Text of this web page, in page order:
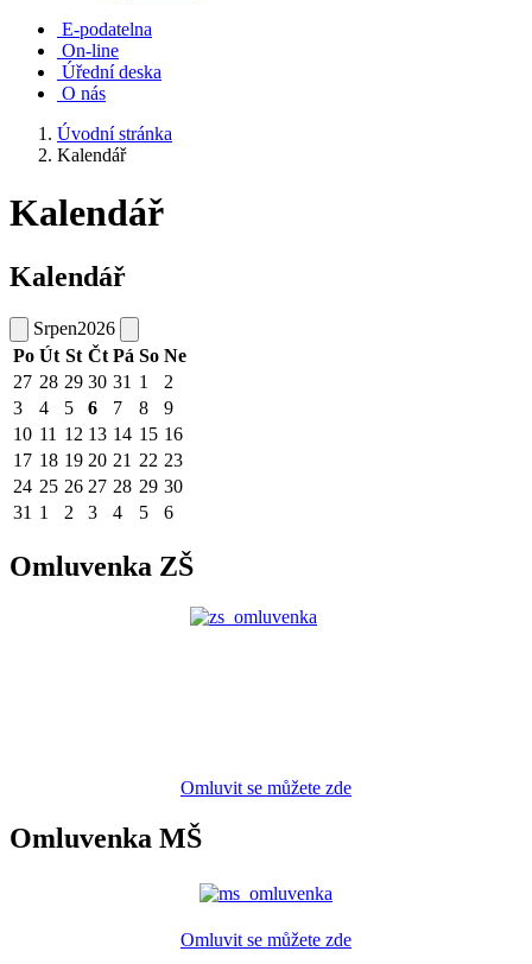
E-podatelna
On-line
Úřední deska
O nás
Úvodní stránka
Kalendář
Kalendář
Kalendář
Srpen2026
Po Út St Čt Pá So Ne
27 28 29 30 31 1
2
3
4 5 6 7 8
9
10 11 12 13 14 15 16
17 18 19 20 21 22 23
24 25 26 27 28 29 30
31 1 2 3 4 5 6
Omluvenka ZŠ
Omluvit se můžete zde
Omluvenka MŠ
Omluvit se můžete zde